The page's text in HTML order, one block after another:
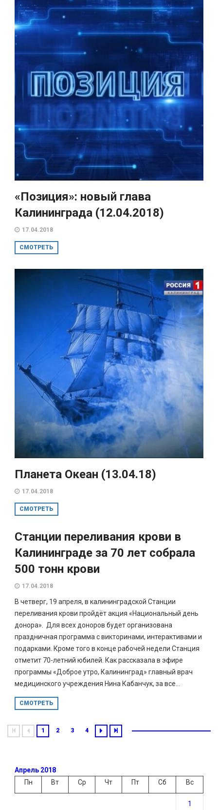
«Позиция»: новый глава
Калининграда (12.04.2018)
17.04.2018
СМОТРЕТЬ
Планета Океан (13.04.18)
17.04.2018
СМОТРЕТЬ
Станции переливания крови в
Калининграде за 70 лет собрала
500 тонн крови
17.04.2018
В четверг, 19 апреля, в калининградской Станции
переливания крови пройдёт акция «Национальный день
донора». Для всех доноров будет организована
праздничная программа с викторинами, интерактивами и
подарками. Кроме того в конце рабочей недели Станция
отметит 70-летний юбилей. Как рассказала в эфире
программы «Доброе утро, Калининград» главный врач
медицинского учреждения Нина Кабанчук, за все...
СМОТРЕТЬ
1 2 3 4
Апрель 2018
Пн
Вт Ср Чт Пт Сб Вс
1